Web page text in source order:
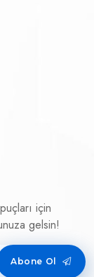
için
gelsin!
Abone Ol